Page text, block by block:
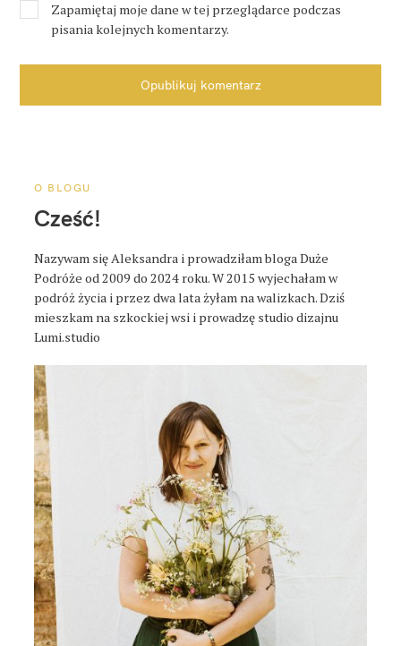
Zapamiętaj moje dane w tej przeglądarce podczas
pisania kolejnych komentarzy.
Opublikuj komentarz
O BLOGU
Cześć!
Nazywam się Aleksandra i prowadziłam bloga Duże
Podróże od 2009 do 2024 roku. W 2015 wyjechałam w
podróż życia i przez dwa lata żyłam na walizkach. Dziś
mieszkam na szkockiej wsi i prowadzę studio dizajnu
Lumi.studio